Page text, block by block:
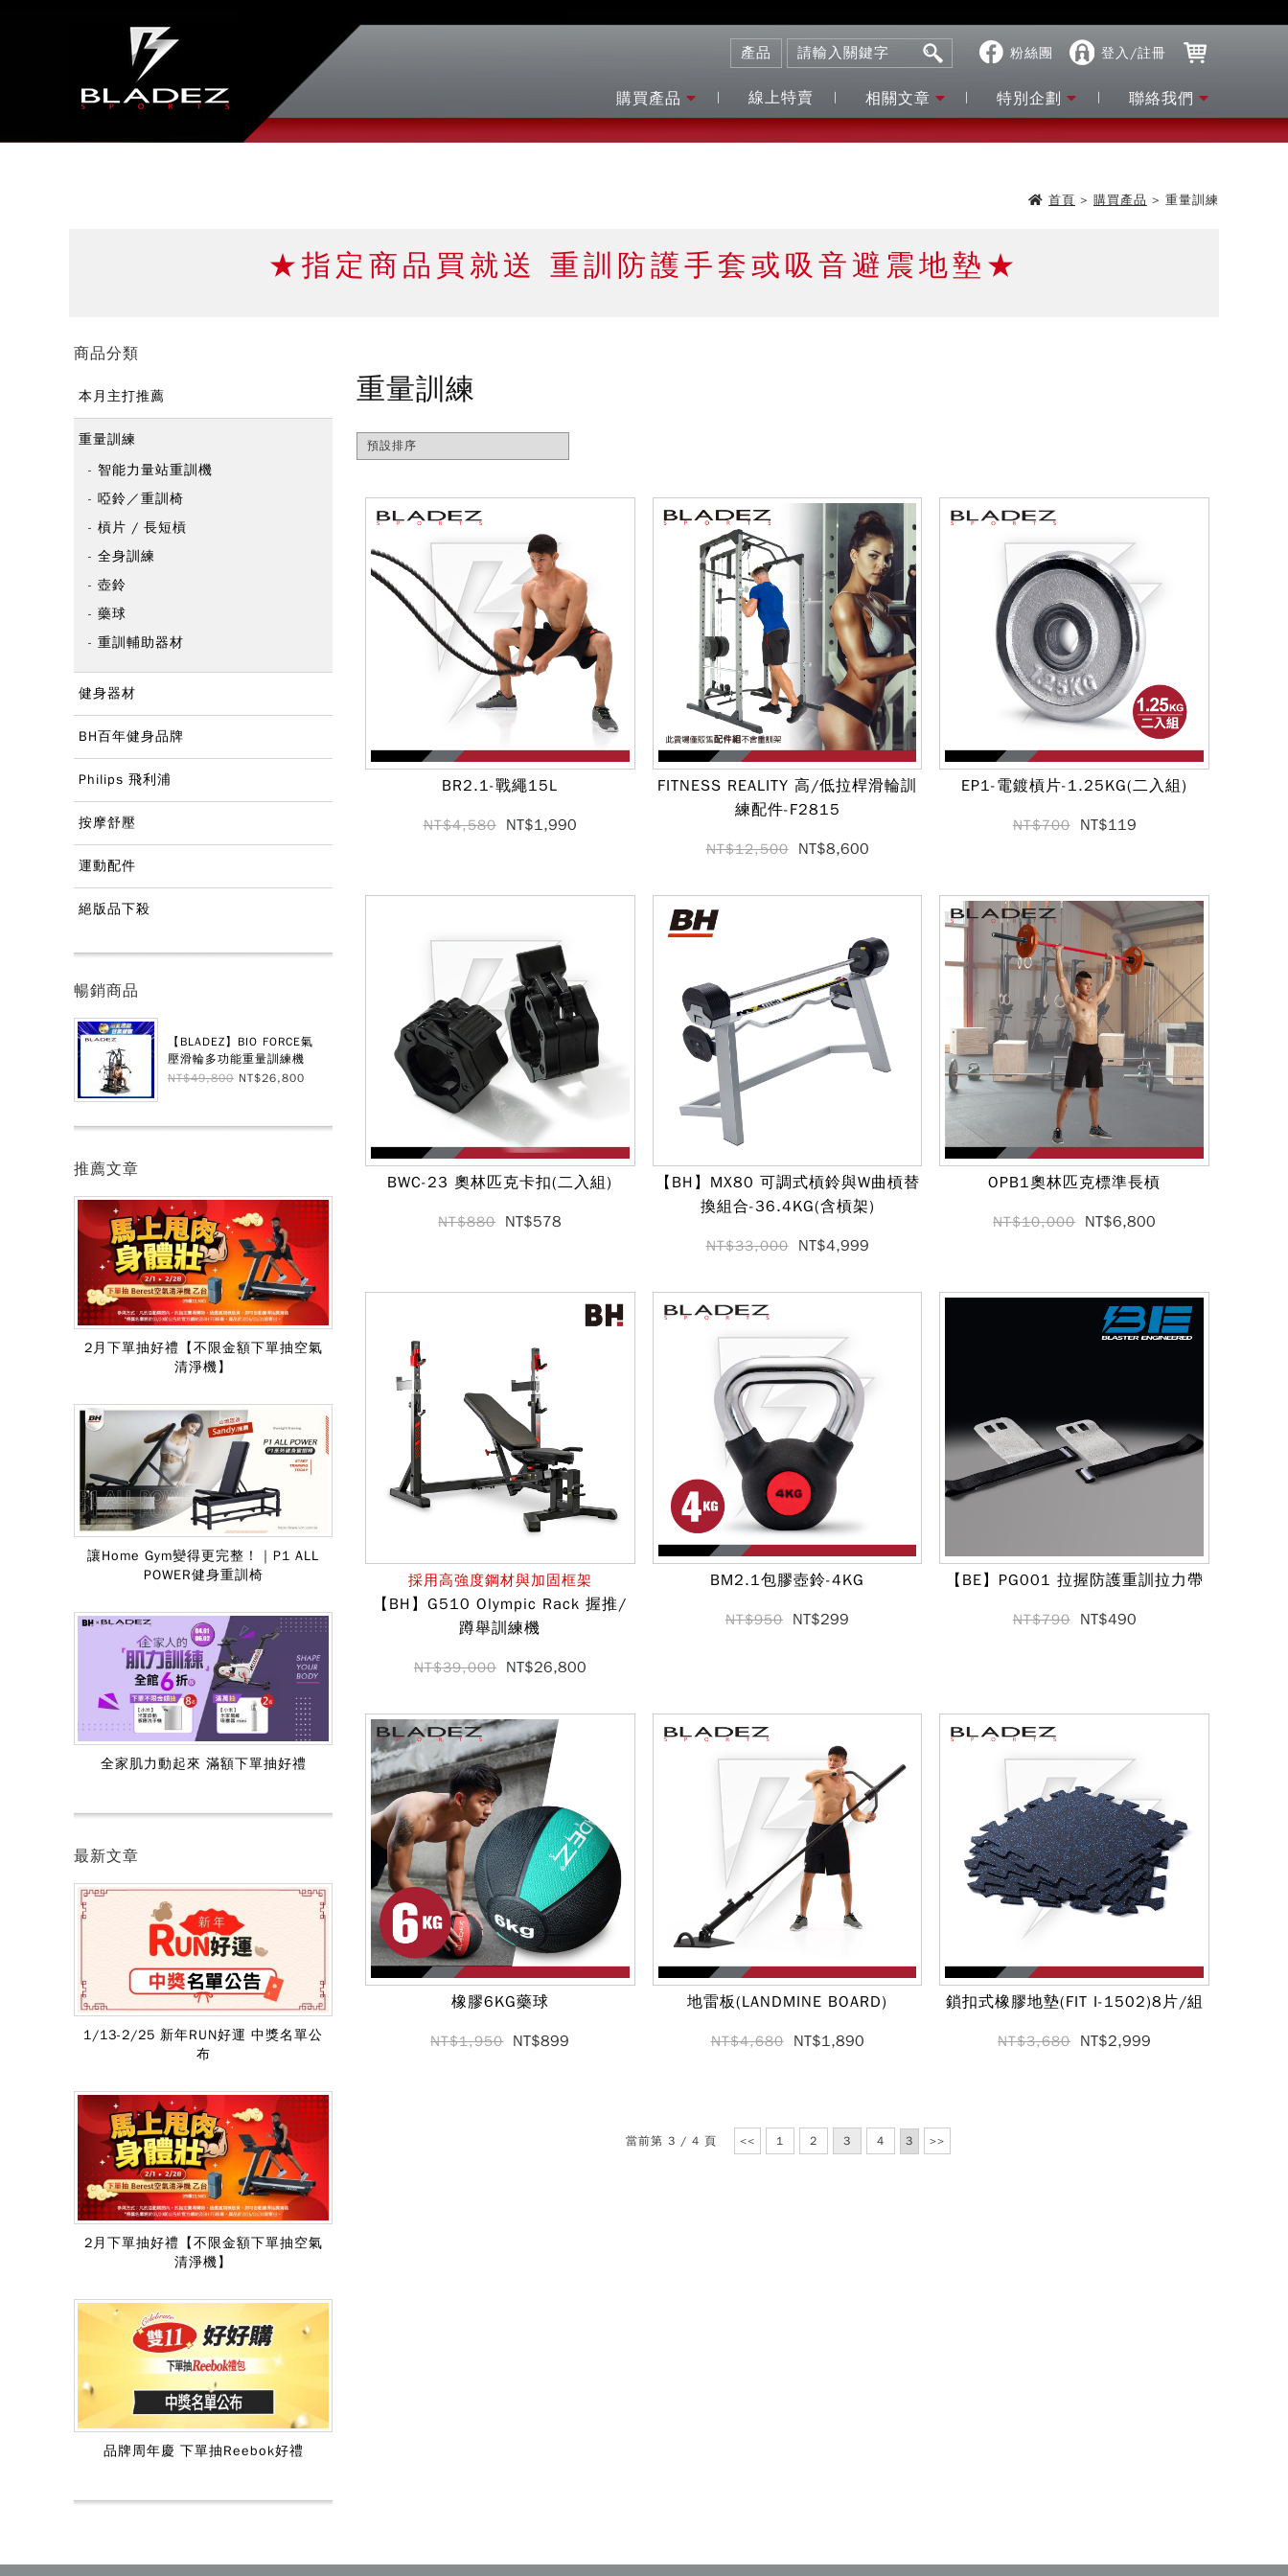
粉絲團 登入/註冊
購買產品 線上特賣 相關文章 特別企劃 聯絡我們
首頁 > 購買產品 > 重量訓練
★指定商品買就送 重訓防護手套或吸音避震地墊★
商品分類
本月主打推薦
重量訓練
智能力量站重訓機
啞鈴／重訓椅
槓片 / 長短槓
全身訓練
壺鈴
藥球
重訓輔助器材
健身器材
BH百年健身品牌
Philips 飛利浦
按摩舒壓
運動配件
絕版品下殺
暢銷商品
【BLADEZ】BIO FORCE氣
壓滑輪多功能重量訓練機
NT$49,800 NT$26,800
推薦文章
2月下單抽好禮【不限金額下單抽空氣
清淨機】
讓Home Gym變得更完整！｜P1 ALL
POWER健身重訓椅
全家肌力動起來 滿額下單抽好禮
最新文章
1/13-2/25 新年RUN好運 中獎名單公
布
2月下單抽好禮【不限金額下單抽空氣
清淨機】
品牌周年慶 下單抽Reebok好禮
重量訓練
BR2.1-戰繩15L
NT$4,580 NT$1,990
FITNESS REALITY 高/低拉桿滑輪訓
練配件-F2815
NT$12,500 NT$8,600
EP1-電鍍槓片-1.25KG(二入組)
NT$700 NT$119
BWC-23 奧林匹克卡扣(二入組)
NT$880 NT$578
【BH】MX80 可調式槓鈴與W曲槓替
換組合-36.4KG(含槓架)
NT$33,000 NT$4,999
OPB1奧林匹克標準長槓
NT$10,000 NT$6,800
採用高強度鋼材與加固框架
【BH】G510 Olympic Rack 握推/
蹲舉訓練機
NT$39,000 NT$26,800
BM2.1包膠壺鈴-4KG
NT$950 NT$299
【BE】PG001 拉握防護重訓拉力帶
NT$790 NT$490
橡膠6KG藥球
NT$1,950 NT$899
地雷板(LANDMINE BOARD)
NT$4,680 NT$1,890
鎖扣式橡膠地墊(FIT I-1502)8片/組
NT$3,680 NT$2,999
當前第 3 / 4 頁 << 1 2 3 4 >>